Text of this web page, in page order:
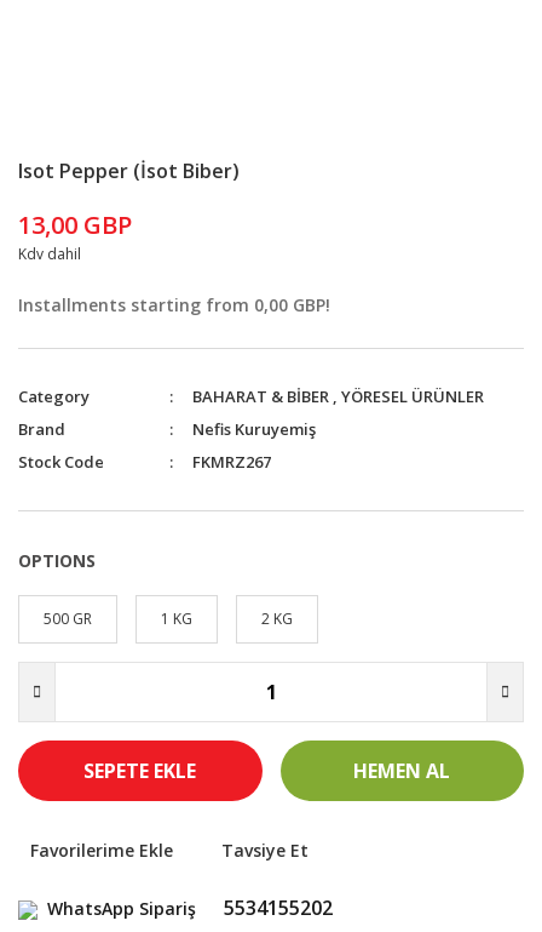
Isot Pepper (İsot Biber)
13,00 GBP
Kdv dahil
Installments starting from 0,00 GBP!
Category BAHARAT & BİBER ,YÖRESEL ÜRÜNLER
Brand
Nefis Kuruyemiş
Stock Code
FKMRZ267
OPTIONS
500 GR 1 KG 2 KG
SEPETE EKLE HEMEN AL
Tavsiye Et
WhatsApp Sipariş 5534155202